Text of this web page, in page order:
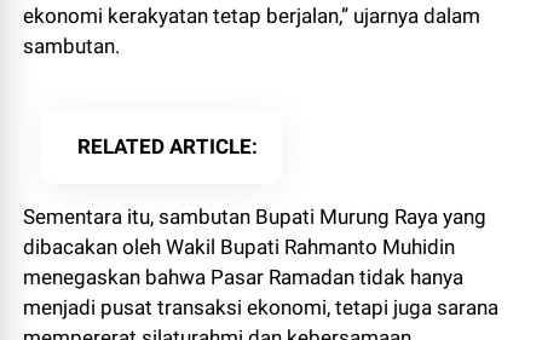
ekonomi kerakyatan tetap berjalan,” ujarnya dalam
sambutan.
RELATED ARTICLE
Sementara itu, sambutan Bupati Murung Raya yang
dibacakan oleh Wakil Bupati Rahmanto Muhidin
menegaskan bahwa Pasar Ramadan tidak hanya
menjadi pusat transaksi ekonomi, tetapi juga sarana